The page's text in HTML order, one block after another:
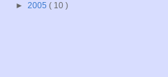
► 2005 ( 10 )